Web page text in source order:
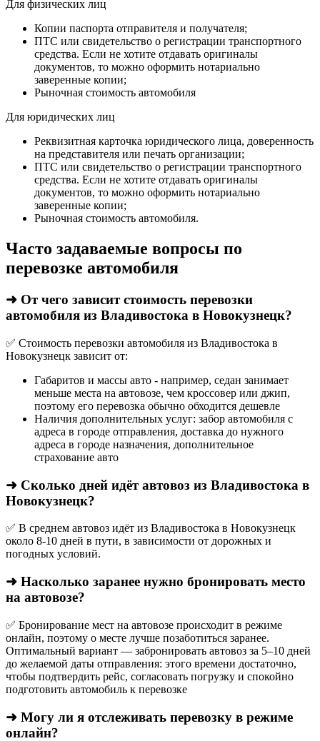
Для физических лиц
Копии паспорта отправителя и получателя;
ПТС или свидетельство о регистрации транспортного
средства. Если не хотите отдавать оригиналы
документов, то можно оформить нотариально
заверенные копии;
Рыночная стоимость автомобиля
Для юридических лиц
Реквизитная карточка юридического лица, доверенность
на представителя или печать организации;
ПТС или свидетельство о регистрации транспортного
средства. Если не хотите отдавать оригиналы
документов, то можно оформить нотариально
заверенные копии;
Рыночная стоимость автомобиля.
Часто задаваемые вопросы по
перевозке автомобиля
➜ От чего зависит стоимость перевозки
автомобиля из Владивостока в Новокузнецк?
✅ Стоимость перевозки автомобиля из Владивостока в
Новокузнецк зависит от:
Габаритов и массы авто - например, седан занимает
меньше места на автовозе, чем кроссовер или джип,
поэтому его перевозка обычно обходится дешевле
Наличия дополнительных услуг: забор автомобиля с
адреса в городе отправления, доставка до нужного
адреса в городе назначения, дополнительное
страхование авто
➜ Сколько дней идёт автовоз из Владивостока в
Новокузнецк?
✅ В среднем автовоз идёт из Владивостока в Новокузнецк
около 8-10 дней в пути, в зависимости от дорожных и
погодных условий.
➜ Насколько заранее нужно бронировать место
на автовозе?
✅ Бронирование мест на автовозе происходит в режиме
онлайн, поэтому о месте лучше позаботиться заранее.
Оптимальный вариант — забронировать автовоз за 5–10 дней
до желаемой даты отправления: этого времени достаточно,
чтобы подтвердить рейс, согласовать погрузку и спокойно
подготовить автомобиль к перевозке
➜ Могу ли я отслеживать перевозку в режиме
онлайн?